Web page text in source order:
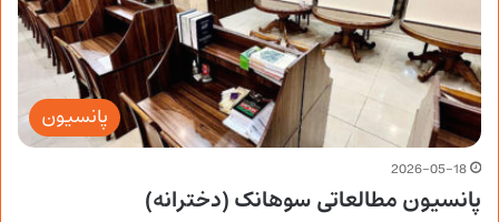
پانسیون
2026-05-18
پانسیون مطالعاتی سوهانک (دخترانه)